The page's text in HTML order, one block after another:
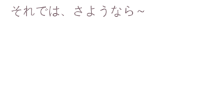
それでは、さようなら～